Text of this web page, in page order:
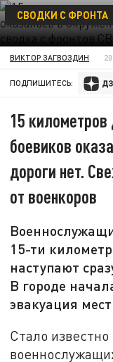
СВОДКИ С ФРОНТА
ВИКТОР ЗАГВОЗДИН
ПОДПИШИТЕСЬ:
15
боевиков
дороги нет.
от военкоров
15-ти
наступают
В городе
эвакуация
Стало